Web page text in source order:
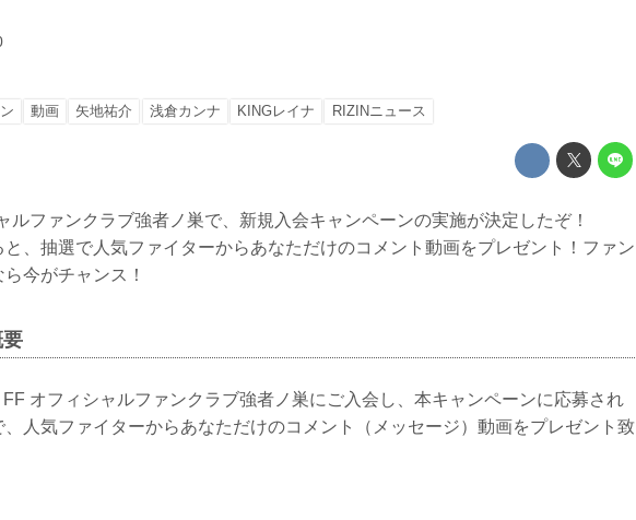
動画 矢地祐介 浅倉カンナ KINGレイナ RIZINニュース
ルファンクラブ強者ノ巣で、新規入会キャンペーンの実施が決定したぞ！
、抽選で人気ファイターからあなただけのコメント動画をプレゼント！ファン
今がチャンス！
オフィシャルファンクラブ強者ノ巣にご入会し、本キャンペーンに応募され
人気ファイターからあなただけのコメント（メッセージ）動画をプレゼント致